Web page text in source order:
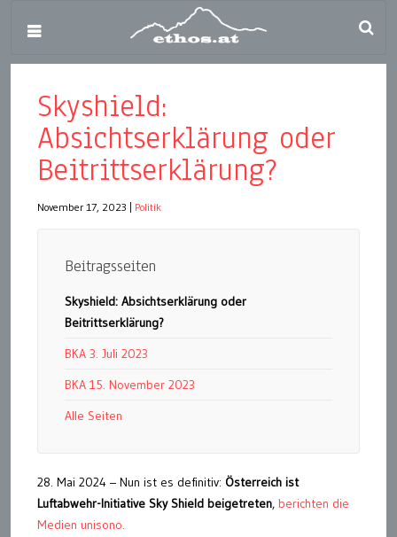
Skyshield:
Absichtserklärung oder
Beitrittserklärung?
November 17, 2023 Politik
Beitragsseiten
Skyshield: Absichtserklärung oder
Beitrittserklärung?
BKA 3. Juli 2023
BKA 15. November 2023
Alle Seiten
28. Mai 2024 – Nun ist es definitiv: Österreich ist
Luftabwehr-Initiative Sky Shield beigetreten, berichten die
Medien unisono.